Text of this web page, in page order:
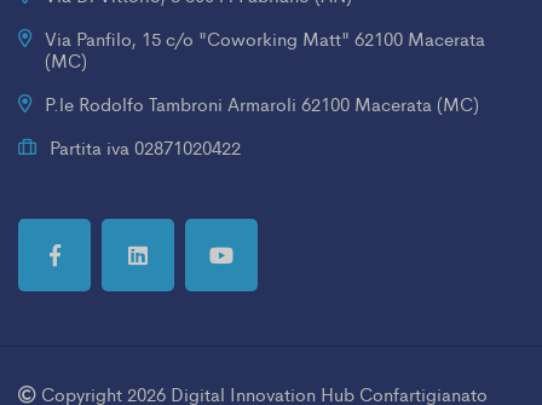
Via Panfilo, 15 c/o "Coworking Matt" 62100 Macerata
(MC)
P.le Rodolfo Tambroni Armaroli 62100 Macerata (MC)
Partita iva 02871020422
Copyright 2026 Digital Innovation Hub Confartigianato